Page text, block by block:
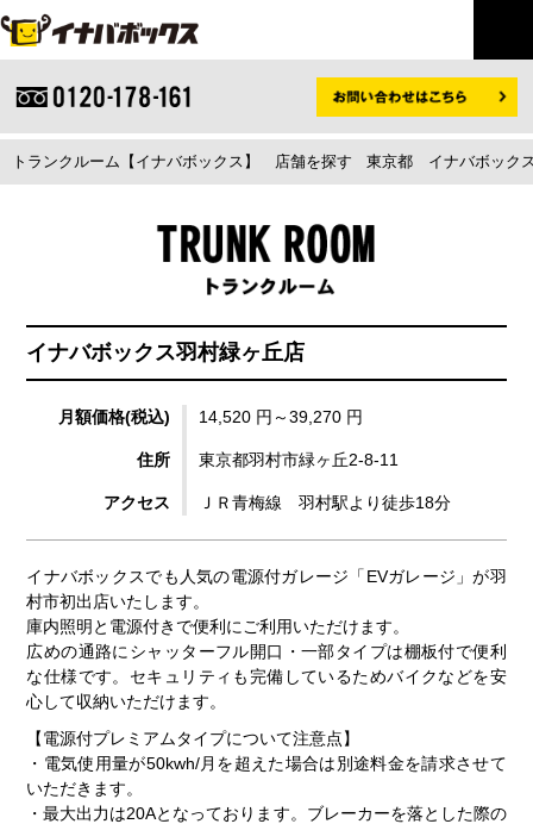
トランクルーム【イナバボックス】 店舗を探す 東京都 イナバボック
イナバボックス羽村緑ヶ丘店
月額価格(税込) 14,520 円～39,270 円
住所 東京都羽村市緑ヶ丘2-8-11
アクセス ＪＲ青梅線 羽村駅より徒歩18分
イナバボックスでも人気の電源付ガレージ「EVガレージ」が羽
村市初出店いたします。
庫内照明と電源付きで便利にご利用いただけます。
広めの通路にシャッターフル開口・一部タイプは棚板付で便利
な仕様です。セキュリティも完備しているためバイクなどを安
心して収納いただけます。
【電源付プレミアムタイプについて注意点】
・電気使用量が50kwh/月を超えた場合は別途料金を請求させて
いただきます。
・最大出力は20Aとなっております。ブレーカーを落とした際の